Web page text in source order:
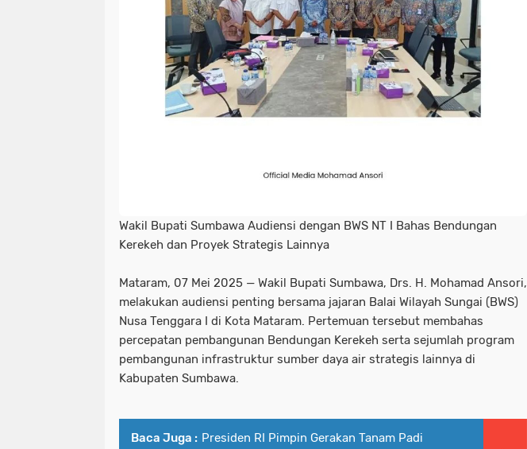
Wakil Bupati Sumbawa Audiensi dengan BWS NT I Bahas Bendungan
Kerekeh dan Proyek Strategis Lainnya
Mataram, 07 Mei 2025 — Wakil Bupati Sumbawa, Drs. H. Mohamad Ansori,
melakukan audiensi penting bersama jajaran Balai Wilayah Sungai (BWS)
Nusa Tenggara I di Kota Mataram. Pertemuan tersebut membahas
percepatan pembangunan Bendungan Kerekeh serta sejumlah program
pembangunan infrastruktur sumber daya air strategis lainnya di
Kabupaten Sumbawa.
Baca Juga : Presiden RI Pimpin Gerakan Tanam Padi